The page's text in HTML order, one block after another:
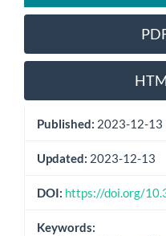
Published: 2023-12-13
Updated: 2023-12-13
DOI: https://doi.org/
Keywords: